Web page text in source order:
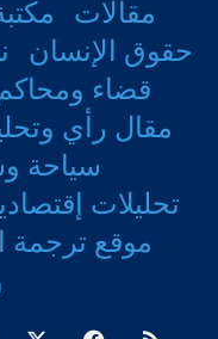
مقالات
حقوق الإنسان
قضاء
مقال رأي
سياحة
تحليلات
موقع ترجمة